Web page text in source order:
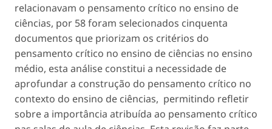
relacionavam o pensamento crítico no ensino de
ciências, por 58 foram selecionados cinquenta
documentos que priorizam os critérios do
pensamento crítico no ensino de ciências no ensino
médio, esta análise constitui a necessidade de
aprofundar a construção do pensamento crítico no
contexto do ensino de ciências, permitindo refletir
sobre a importância atribuída ao pensamento crítico